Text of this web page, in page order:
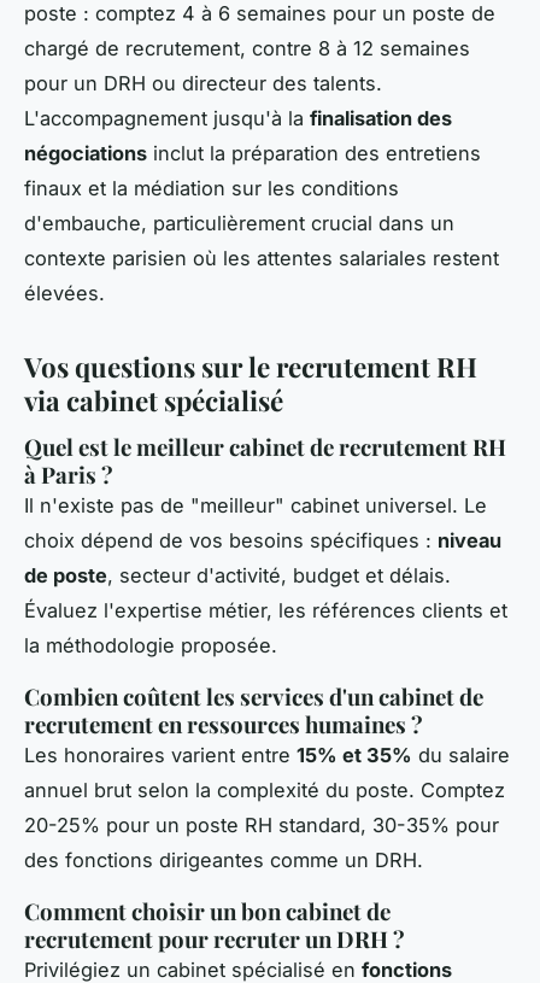
poste : comptez 4 à 6 semaines pour un poste de
chargé de recrutement, contre 8 à 12 semaines
pour un DRH ou directeur des talents.
L'accompagnement jusqu'à la finalisation des
négociations inclut la préparation des entretiens
finaux et la médiation sur les conditions
d'embauche, particulièrement crucial dans un
contexte parisien où les attentes salariales restent
élevées.
Vos questions sur le recrutement RH
via cabinet spécialisé
Quel est le meilleur cabinet de recrutement RH
à Paris ?
Il n'existe pas de "meilleur" cabinet universel. Le
choix dépend de vos besoins spécifiques : niveau
de poste, secteur d'activité, budget et délais.
Évaluez l'expertise métier, les références clients et
la méthodologie proposée.
Combien coûtent les services d'un cabinet de
recrutement en ressources humaines ?
Les honoraires varient entre 15% et 35% du salaire
annuel brut selon la complexité du poste. Comptez
20-25% pour un poste RH standard, 30-35% pour
des fonctions dirigeantes comme un DRH.
Comment choisir un bon cabinet de
recrutement pour recruter un DRH ?
Privilégiez un cabinet spécialisé en fonctions